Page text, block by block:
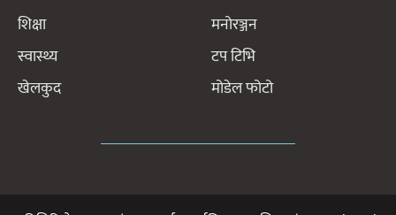
शिक्षा
स्वास्थ्य
खेलकुद
मनोरञ्जन
टप टिभि
मोडेल फोटो